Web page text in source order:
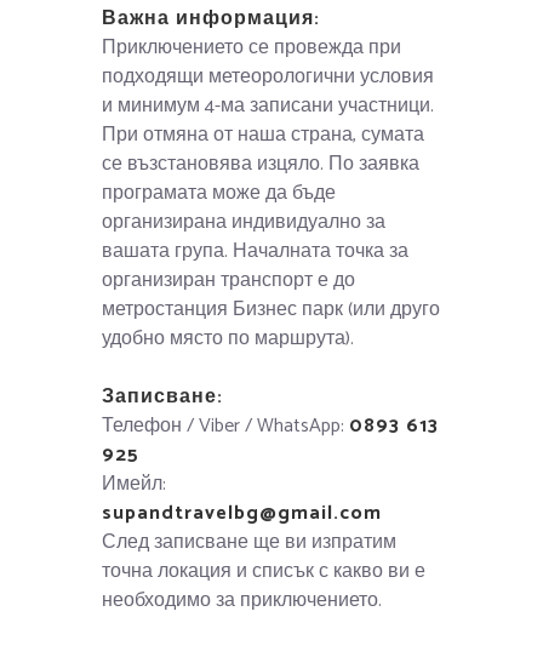
Важна информация:
Приключението се провежда при
подходящи метеорологични условия
и минимум 4-ма записани участници.
При отмяна от наша страна, сумата
се възстановява изцяло. По заявка
програмата може да бъде
организирана индивидуално за
вашата група. Началната точка за
организиран транспорт е до
метростанция Бизнес парк (или друго
удобно място по маршрута).
Записване:
Телефон / Viber / WhatsApp: 0893 613
925
Имейл:
supandtravelbg@gmail.com
След записване ще ви изпратим
точна локация и списък с какво ви е
необходимо за приключението.